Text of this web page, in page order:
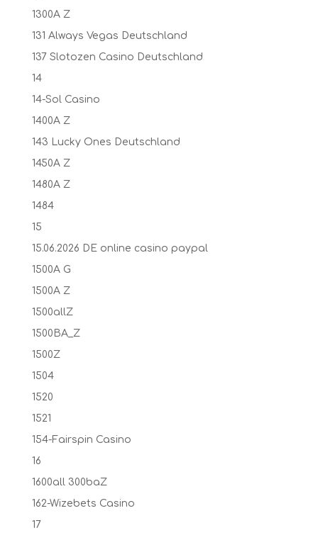
1300A Z
131 Always Vegas Deutschland
137 Slotozen Casino Deutschland
14
14-Sol Casino
1400A Z
143 Lucky Ones Deutschland
1450A Z
1480A Z
1484
15
15.06.2026 DE online casino paypal
1500A G
1500A Z
1500allZ
1500BA_Z
1500Z
1504
1520
1521
154-Fairspin Casino
16
1600all 300baZ
162-Wizebets Casino
17